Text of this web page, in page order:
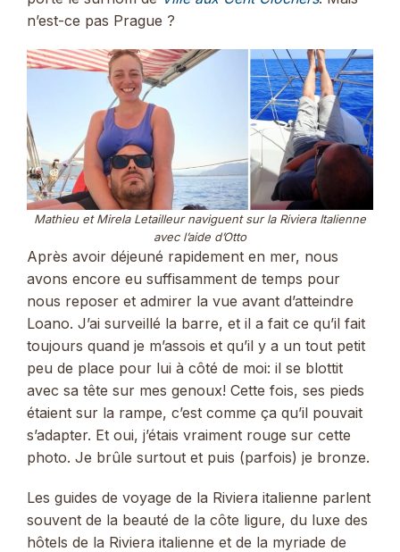
n’est-ce pas Prague ?
Mathieu et Mirela Letailleur naviguent sur la Riviera Italienne
avec l’aide d’Otto
Après avoir déjeuné rapidement en mer, nous
avons encore eu suffisamment de temps pour
nous reposer et admirer la vue avant d’atteindre
Loano. J’ai surveillé la barre, et il a fait ce qu’il fait
toujours quand je m’assois et qu’il y a un tout petit
peu de place pour lui à côté de moi: il se blottit
avec sa tête sur mes genoux! Cette fois, ses pieds
étaient sur la rampe, c’est comme ça qu’il pouvait
s’adapter. Et oui, j’étais vraiment rouge sur cette
photo. Je brûle surtout et puis (parfois) je bronze.
Les guides de voyage de la Riviera italienne parlent
souvent de la beauté de la côte ligure, du luxe des
hôtels de la Riviera italienne et de la myriade de